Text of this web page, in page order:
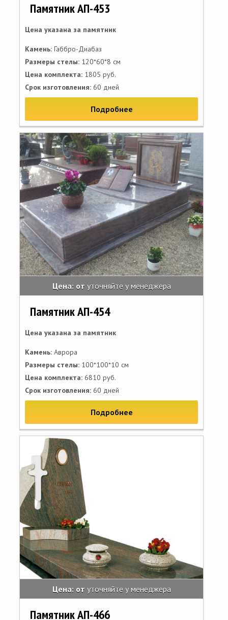
Памятник АП-453
Цена указана за памятник
Камень: Габбро-Диабаз
Размеры стелы: 120*60*8 см
Цена комплекта: 1805 руб.
Срок изготовления: 60 дней
Подробнее
Цена: от уточняйте у менеджера
Памятник АП-454
Цена указана за памятник
Камень: Аврора
Размеры стелы: 100*100*10 см
Цена комплекта: 6810 руб.
Срок изготовления: 60 дней
Подробнее
Цена: от уточняйте у менеджера
Памятник АП-466